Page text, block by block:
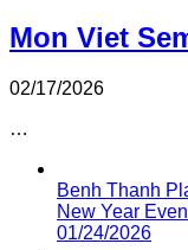
Mon Viet
02/17/2026
…
Benh Thanh
New Year
01/24/2026